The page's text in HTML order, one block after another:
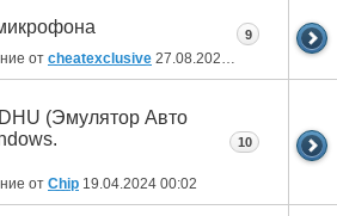
от cheatexclusive 27.08.2024 13:53
9
(Эмулятор Авто
от Chip 19.04.2024 00:02
10